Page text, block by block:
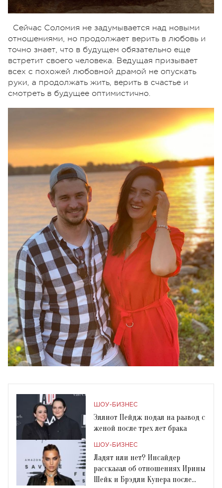
Сейчас Соломия не задумывается над новыми
отношениями, но продолжает верить в любовь и
точно знает, что в будущем обязательно еще
встретит своего человека. Ведущая призывает
всех с похожей любовной драмой не опускать
руки, а продолжать жить, верить в счастье и
смотреть в будущее оптимистично.
ШОУ-БИЗНЕС
Эллиот Пейдж подал на развод с
женой после трех лет брака
ШОУ-БИЗНЕС
Ладят или нет? Инсайдер
рассказал об отношениях Ирины
Шейк и Брэдли Купера после